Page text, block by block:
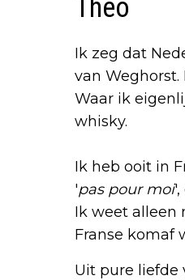
Theo
Ik zeg dat
van
Waar ik
whisky.
Ik heb ooit in
'pas pour moi
Ik weet alleen
Franse komaf
Uit pure liefde